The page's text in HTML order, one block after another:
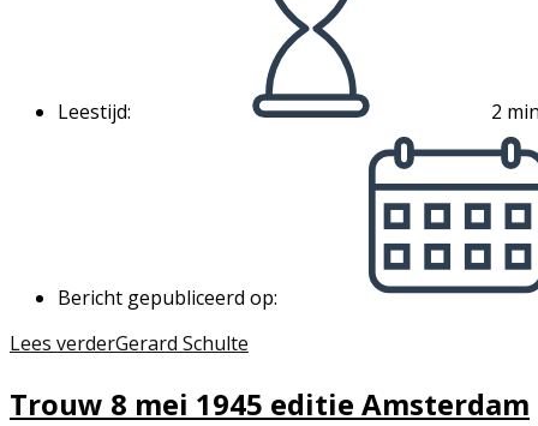
Leestijd: 2
Bericht gepubliceerd op:
Lees verderGerard Schulte
Trouw 8 mei 1945 editie Amsterdam